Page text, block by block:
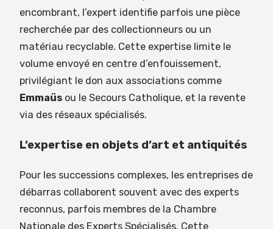
encombrant, l’expert identifie parfois une pièce
recherchée par des collectionneurs ou un
matériau recyclable. Cette expertise limite le
volume envoyé en centre d’enfouissement,
privilégiant le don aux associations comme
Emmaüs ou le Secours Catholique, et la revente
via des réseaux spécialisés.
L’expertise en objets d’art et antiquités
Pour les successions complexes, les entreprises de
débarras collaborent souvent avec des experts
reconnus, parfois membres de la Chambre
Nationale des Experts Spécialisés. Cette